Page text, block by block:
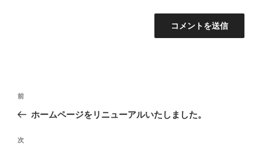
ビ
前
の
稿
前
ホームページをリニューアルいたしました。
次
次